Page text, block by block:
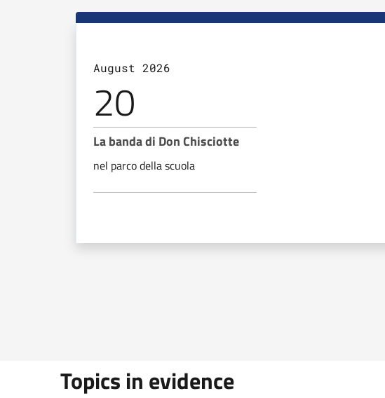
August 2026
20
La banda di Don Chisciotte
nel parco della scuola
Topics in evidence